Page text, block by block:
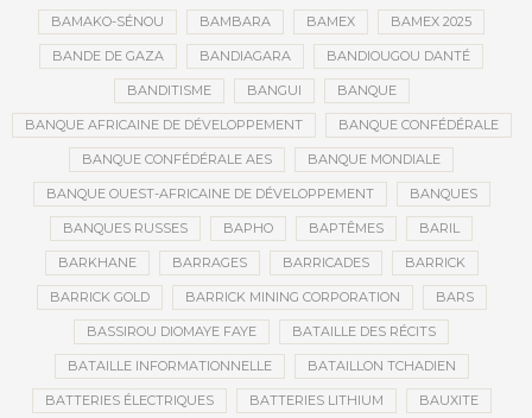
BAMAKO-SÉNOU BAMBARA BAMEX BAMEX 2025
BANDE DE GAZA BANDIAGARA BANDIOUGOU DANTÉ
BANDITISME BANGUI BANQUE
BANQUE AFRICAINE DE DÉVELOPPEMENT BANQUE CONFÉDÉRALE
BANQUE CONFÉDÉRALE AES BANQUE MONDIALE
BANQUE OUEST-AFRICAINE DE DÉVELOPPEMENT BANQUES
BANQUES RUSSES BAPHO BAPTÊMES BARIL
BARKHANE BARRAGES BARRICADES BARRICK
BARRICK GOLD BARRICK MINING CORPORATION BARS
BASSIROU DIOMAYE FAYE BATAILLE DES RÉCITS
BATAILLE INFORMATIONNELLE BATAILLON TCHADIEN
BATTERIES ÉLECTRIQUES BATTERIES LITHIUM BAUXITE